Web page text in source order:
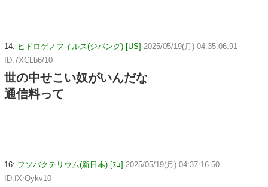
14: ヒドロゲノフィルス(ジパング) [US] 2025/05/19(月) 04:35:06.91
ID:7XCLb6/10
世の中せこい奴がいんだな
通信料って
16: フソバクテリウム(新日本) [ﾇｺ] 2025/05/19(月) 04:37:16.50
ID:fXrQykv10